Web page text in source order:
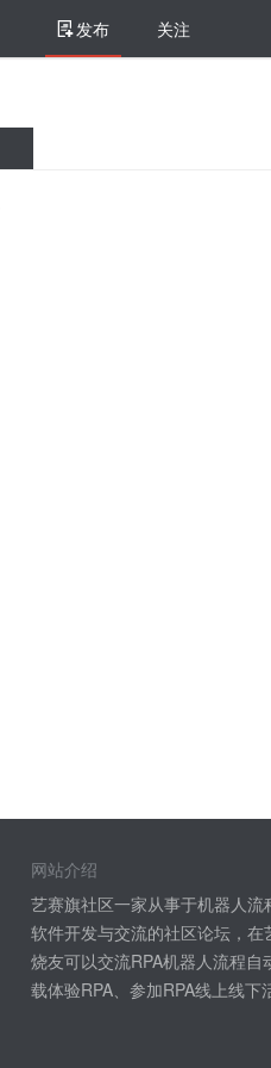
发布 关注
网站介绍
艺赛旗社区一家从事于机器人流
软件开发与交流的社区论坛，在
烧友可以交流RPA机器人流程
载体验RPA、参加RPA线上线下